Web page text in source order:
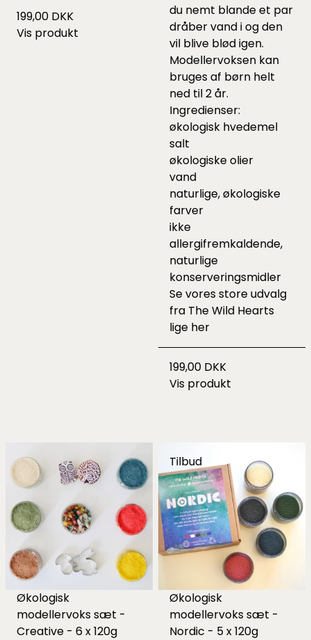
199,00 DKK
Vis produkt
du nemt blande et par
dråber vand i og den
vil blive blød igen.
Modellervoksen kan
bruges af børn helt
ned til 2 år.
Ingredienser:
økologisk hvedemel
salt
økologiske olier
vand
naturlige, økologiske
farver
ikke
allergifremkaldende,
naturlige
konserveringsmidler
Se vores store udvalg
fra The Wild Hearts
lige her
199,00 DKK
Vis produkt
Økologisk
modellervoks sæt -
Creative - 6 x 120g
Tilbud
Økologisk
modellervoks sæt -
Nordic - 5 x 120g